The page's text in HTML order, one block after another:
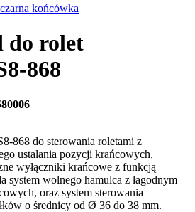
do rolet
868
868 do sterowania roletami z
ustalania pozycji krańcowych,
wyłączniki krańcowe z funkcją
system wolnego hamulca z łagodnym
oraz system sterowania
o średnicy od Ø 36 do 38 mm.